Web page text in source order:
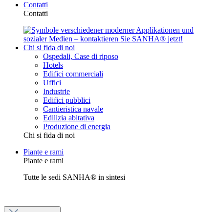
Contatti
Contatti
Chi si fida di noi
Ospedali, Case di riposo
Hotels
Edifici commerciali
Uffici
Industrie
Edifici pubblici
Cantieristica navale
Edilizia abitativa
Produzione di energia
Chi si fida di noi
Piante e rami
Piante e rami
Tutte le sedi SANHA® in sintesi